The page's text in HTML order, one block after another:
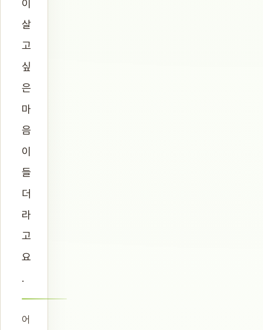
이
살
고
싶
은
마
음
이
들
더
라
고
요
.
어